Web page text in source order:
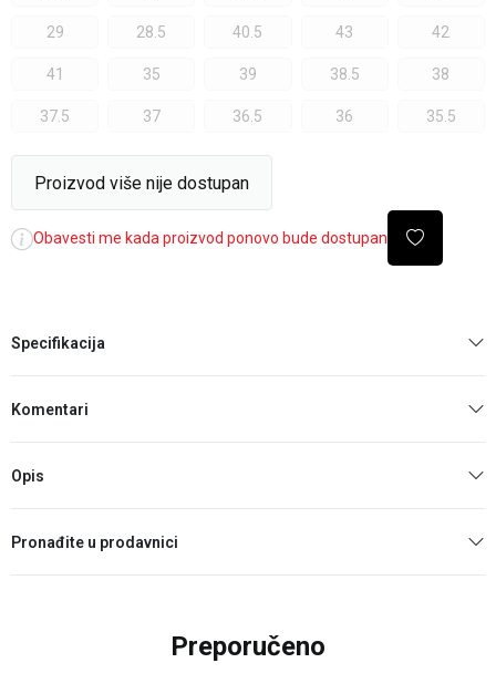
29 28.5 40.5 43 42
41 35 39 38.5 38
37.5 37 36.5 36 35.5
Proizvod više nije dostupan
Obavesti me kada proizvod ponovo bude dostupan
Specifikacija
Komentari
Opis
Pronađite u prodavnici
Preporučeno